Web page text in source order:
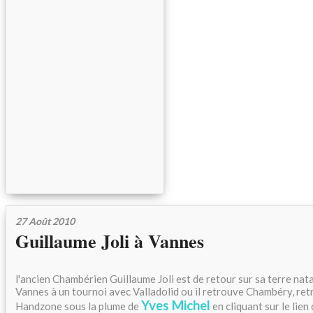
27 Août 2010
Guillaume Joli à Vannes
l'ancien Chambérien Guillaume Joli est de retour sur sa terre
Vannes à un tournoi avec Valladolid ou il retrouve Chambéry,
Handzone sous la plume de Yves Michel en cliquant sur le